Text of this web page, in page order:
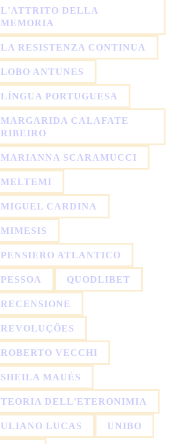
L'ATTRITO DELLA
MEMORIA
LA RESISTENZA CONTINUA
LOBO ANTUNES
LÍNGUA PORTUGUESA
MARGARIDA CALAFATE
RIBEIRO
MARIANNA SCARAMUCCI
MELTEMI
MIGUEL CARDINA
MIMESIS
PENSIERO ATLANTICO
PESSOA QUODLIBET
RECENSIONE
REVOLUÇÕES
ROBERTO VECCHI
SHEILA MAUÉS
TEORIA DELL'ETERONIMIA
ULIANO LUCAS UNIBO